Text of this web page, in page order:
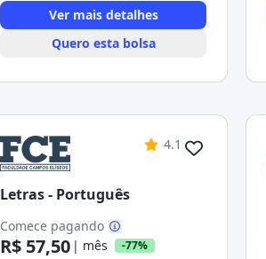
Ver mais detalhes
Quero esta bolsa
4.1
Letras - Português
Comece pagando
R$ 57,50 | mês -77%